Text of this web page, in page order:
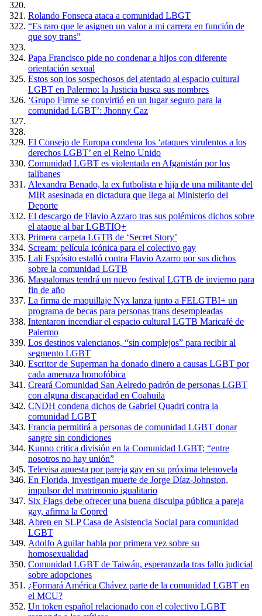
Rolando Fonseca ataca a comunidad LBGT
“Es raro que le asignen un valor a mi carrera en función de
que soy trans”
Papa Francisco pide no condenar a hijos con diferente
orientación sexual
Estos son los sospechosos del atentado al espacio cultural
LGBT en Palermo: la Justicia busca sus nombres
‘Grupo Firme se convirtió en un lugar seguro para la
comunidad LGBT’: Jhonny Caz
El Consejo de Europa condena los ‘ataques virulentos a los
derechos LGBT’ en el Reino Unido
Comunidad LGBT es violentada en Afganistán por los
talibanes
Alexandra Benado, la ex futbolista e hija de una militante del
MIR asesinada en dictadura que llega al Ministerio del
Deporte
El descargo de Flavio Azzaro tras sus polémicos dichos sobre
el ataque al bar LGBTIQ+
Primera carpeta LGTB de ‘Secret Story’
Scream: película icónica para el colectivo gay
Lali Espósito estalló contra Flavio Azarro por sus dichos
sobre la comunidad LGTB
Maspalomas tendrá un nuevo festival LGTB de invierno para
fin de año
La firma de maquillaje Nyx lanza junto a FELGTBI+ un
programa de becas para personas trans desempleadas
Intentaron incendiar el espacio cultural LGTB Maricafé de
Palermo
Los destinos valencianos, “sin complejos” para recibir al
segmento LGBT
Escritor de Superman ha donado dinero a causas LGBT por
cada amenaza homofóbica
Creará Comunidad San Aelredo padrón de personas LGBT
con alguna discapacidad en Coahuila
CNDH condena dichos de Gabriel Quadri contra la
comunidad LGBT
Francia permitirá a personas de comunidad LGBT donar
sangre sin condiciones
Kunno critica división en la Comunidad LGBT; “entre
nosotros no hay unión”
Televisa apuesta por pareja gay en su próxima telenovela
En Florida, investigan muerte de Jorge Díaz-Johnston,
impulsor del matrimonio igualitario
Six Flags debe ofrecer una buena disculpa pública a pareja
gay, afirma la Copred
Abren en SLP Casa de Asistencia Social para comunidad
LGBT
Adolfo Aguilar habla por primera vez sobre su
homosexualidad
Comunidad LGBT de Taiwán, esperanzada tras fallo judicial
sobre adopciones
¿Formará América Chávez parte de la comunidad LGBT en
el MCU?
Un token español relacionado con el colectivo LGBT